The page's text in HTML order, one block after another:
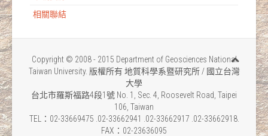
相關聯結
Copyright © 2008 - 2015 Department of Geosciences National
Taiwan University. 版權所有 地質科學系暨研究所 / 國立台灣
大學
台北市羅斯福路4段1號 No. 1, Sec. 4, Roosevelt Road, Taipei
106, Taiwan
TEL：02-33669475 .02-33662941 .02-33662917 .02-33662918.
FAX：02-23636095